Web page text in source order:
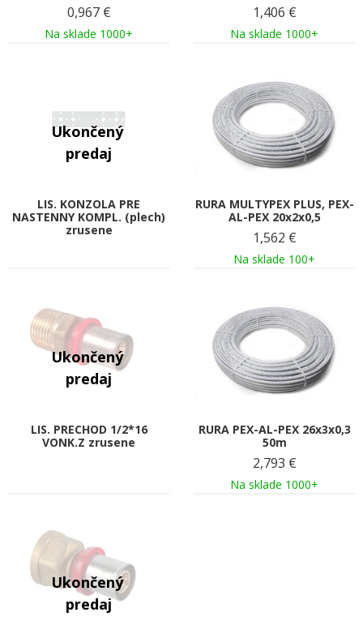
0,967 €
Na sklade 1000+
1,406 €
Na sklade 1000+
LIS. KONZOLA PRE
NASTENNY KOMPL. (plech)
zrusene
RURA MULTYPEX PLUS, PEX-
AL-PEX 20x2x0,5
1,562 €
Na sklade 100+
LIS. PRECHOD 1/2*16
VONK.Z zrusene
RURA PEX-AL-PEX 26x3x0,3
50m
2,793 €
Na sklade 1000+